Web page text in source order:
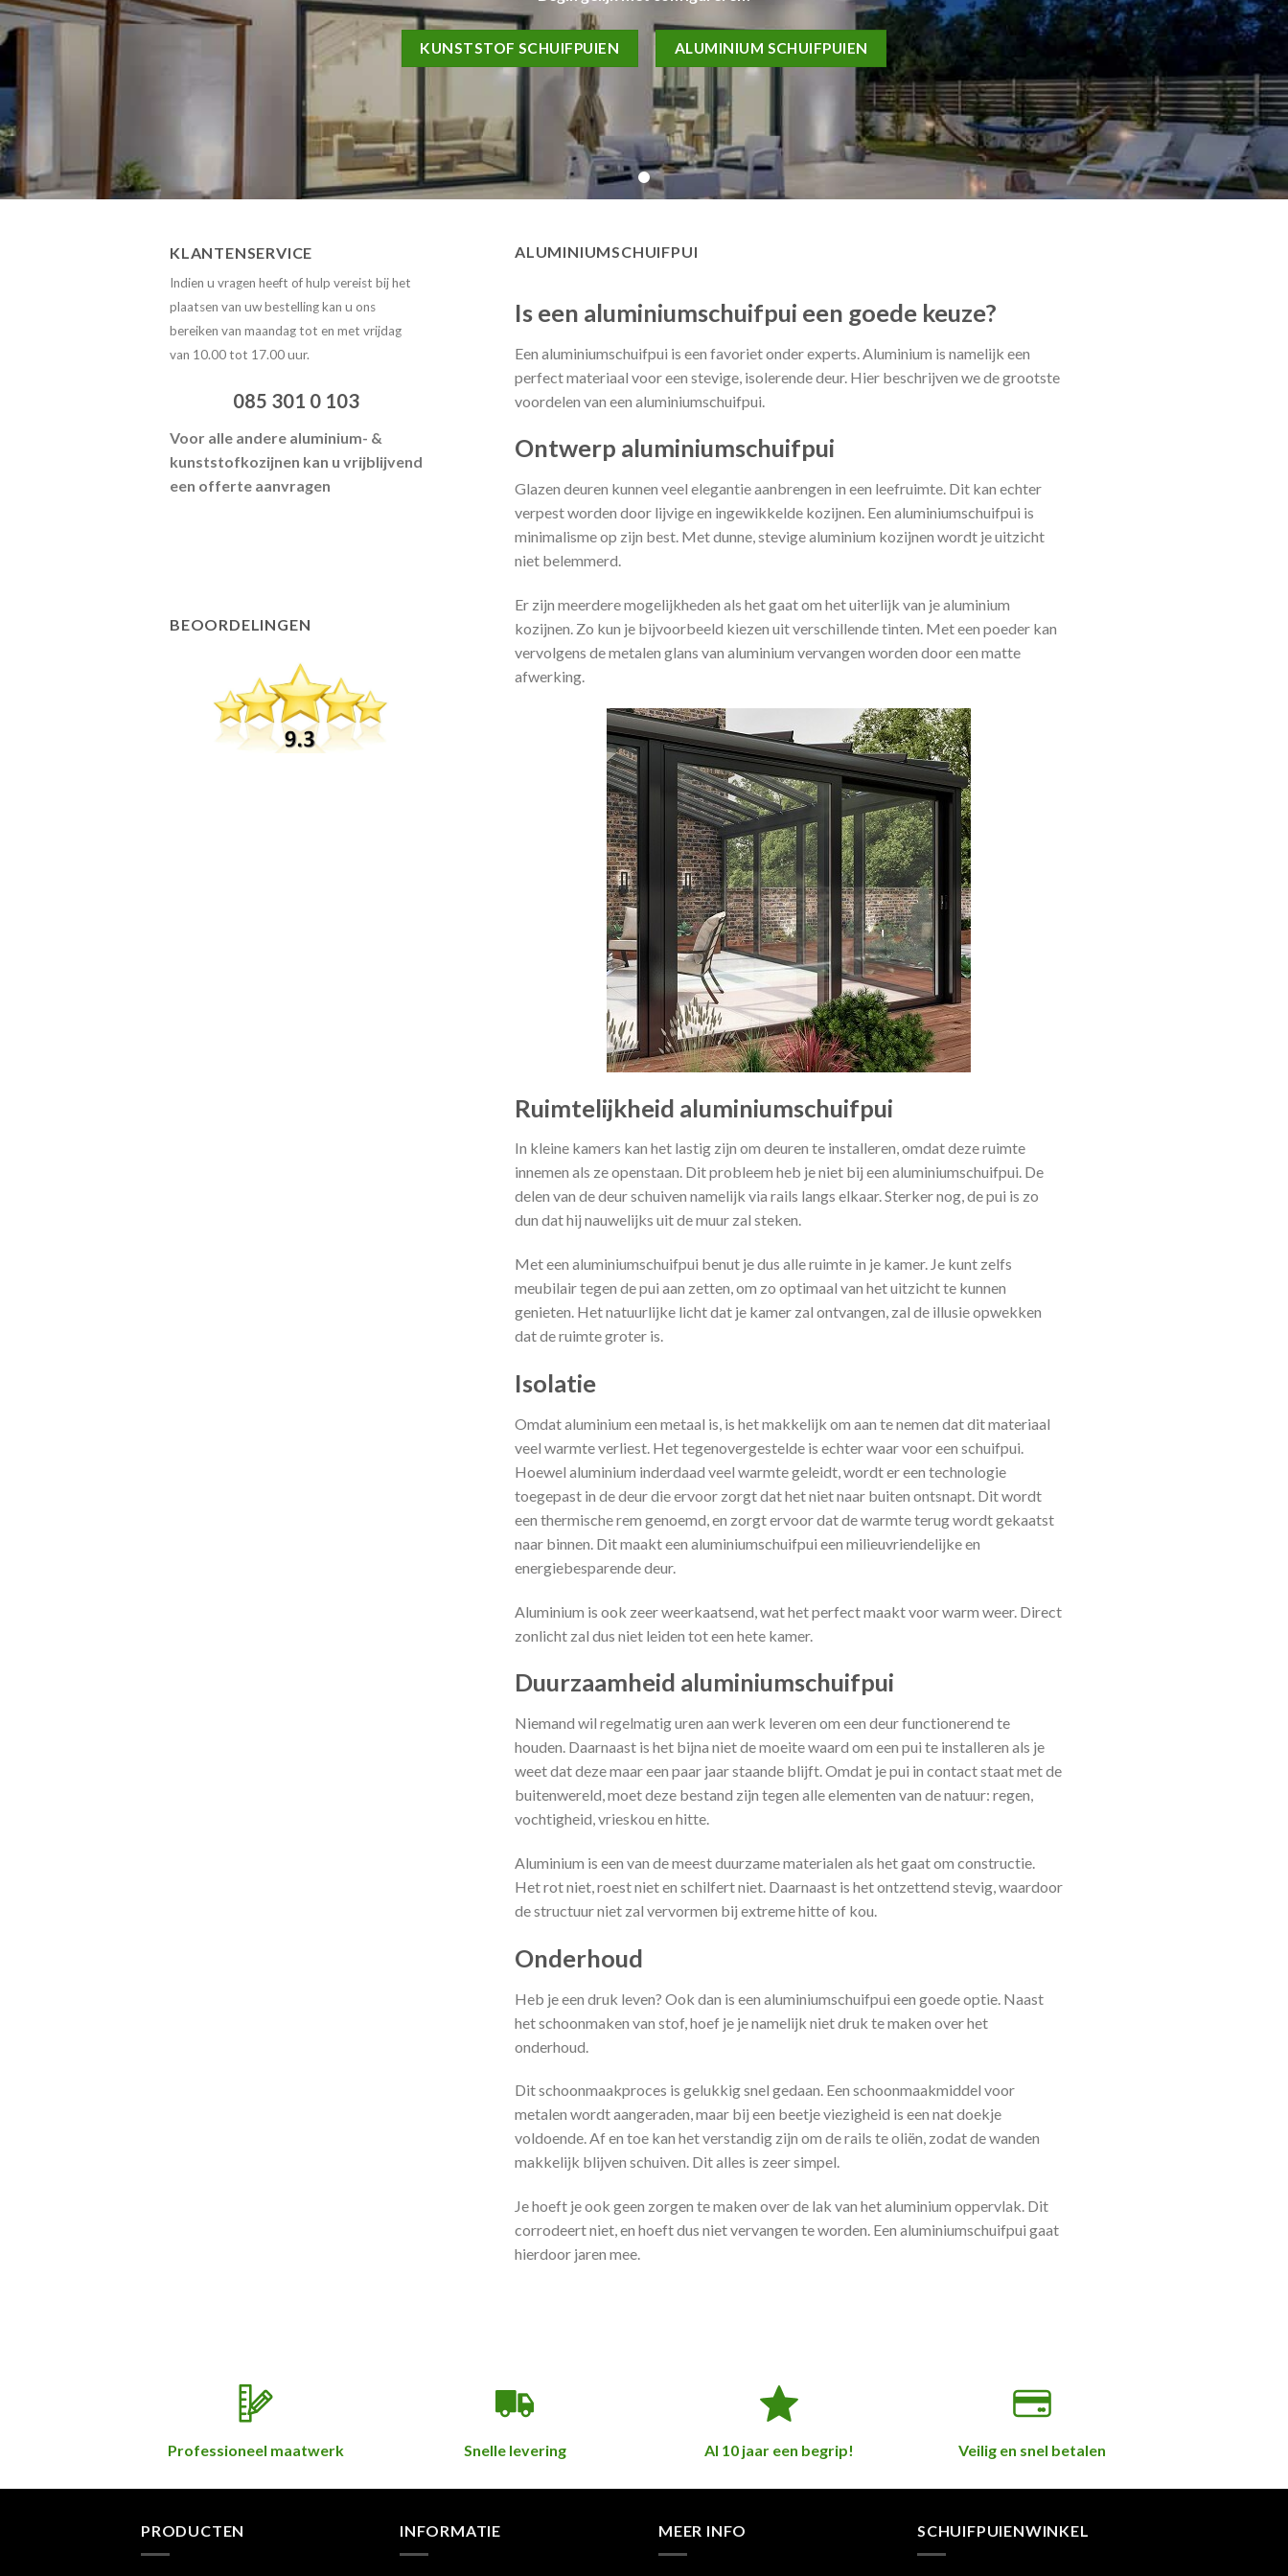
KUNSTSTOF SCHUIFPUIEN ALUMINIUM SCHUIFPUIEN
KLANTENSERVICE
Indien u vragen heeft of hulp vereist bij het
plaatsen van uw bestelling kan u ons
bereiken van maandag tot en met vrijdag
van 10.00 tot 17.00 uur.
085 301 0 103
Voor alle andere aluminium- &
kunststofkozijnen kan u vrijblijvend
een offerte aanvragen
BEOORDELINGEN
ALUMINIUMSCHUIFPUI
Is een aluminiumschuifpui een goede keuze?
Een aluminiumschuifpui is een favoriet onder experts. Aluminium is namelijk een
perfect materiaal voor een stevige, isolerende deur. Hier beschrijven we de grootste
voordelen van een aluminiumschuifpui.
Ontwerp aluminiumschuifpui
Glazen deuren kunnen veel elegantie aanbrengen in een leefruimte. Dit kan echter
verpest worden door lijvige en ingewikkelde kozijnen. Een aluminiumschuifpui is
minimalisme op zijn best. Met dunne, stevige aluminium kozijnen wordt je uitzicht
niet belemmerd.
Er zijn meerdere mogelijkheden als het gaat om het uiterlijk van je aluminium
kozijnen. Zo kun je bijvoorbeeld kiezen uit verschillende tinten. Met een poeder kan
vervolgens de metalen glans van aluminium vervangen worden door een matte
afwerking.
Ruimtelijkheid aluminiumschuifpui
In kleine kamers kan het lastig zijn om deuren te installeren, omdat deze ruimte
innemen als ze openstaan. Dit probleem heb je niet bij een aluminiumschuifpui. De
delen van de deur schuiven namelijk via rails langs elkaar. Sterker nog, de pui is zo
dun dat hij nauwelijks uit de muur zal steken.
Met een aluminiumschuifpui benut je dus alle ruimte in je kamer. Je kunt zelfs
meubilair tegen de pui aan zetten, om zo optimaal van het uitzicht te kunnen
genieten. Het natuurlijke licht dat je kamer zal ontvangen, zal de illusie opwekken
dat de ruimte groter is.
Isolatie
Omdat aluminium een metaal is, is het makkelijk om aan te nemen dat dit materiaal
veel warmte verliest. Het tegenovergestelde is echter waar voor een schuifpui.
Hoewel aluminium inderdaad veel warmte geleidt, wordt er een technologie
toegepast in de deur die ervoor zorgt dat het niet naar buiten ontsnapt. Dit wordt
een thermische rem genoemd, en zorgt ervoor dat de warmte terug wordt gekaatst
naar binnen. Dit maakt een aluminiumschuifpui een milieuvriendelijke en
energiebesparende deur.
Aluminium is ook zeer weerkaatsend, wat het perfect maakt voor warm weer. Direct
zonlicht zal dus niet leiden tot een hete kamer.
Duurzaamheid aluminiumschuifpui
Niemand wil regelmatig uren aan werk leveren om een deur functionerend te
houden. Daarnaast is het bijna niet de moeite waard om een pui te installeren als je
weet dat deze maar een paar jaar staande blijft. Omdat je pui in contact staat met de
buitenwereld, moet deze bestand zijn tegen alle elementen van de natuur: regen,
vochtigheid, vrieskou en hitte.
Aluminium is een van de meest duurzame materialen als het gaat om constructie.
Het rot niet, roest niet en schilfert niet. Daarnaast is het ontzettend stevig, waardoor
de structuur niet zal vervormen bij extreme hitte of kou.
Onderhoud
Heb je een druk leven? Ook dan is een aluminiumschuifpui een goede optie. Naast
het schoonmaken van stof, hoef je je namelijk niet druk te maken over het
onderhoud.
Dit schoonmaakproces is gelukkig snel gedaan. Een schoonmaakmiddel voor
metalen wordt aangeraden, maar bij een beetje viezigheid is een nat doekje
voldoende. Af en toe kan het verstandig zijn om de rails te oliën, zodat de wanden
makkelijk blijven schuiven. Dit alles is zeer simpel.
Je hoeft je ook geen zorgen te maken over de lak van het aluminium oppervlak. Dit
corrodeert niet, en hoeft dus niet vervangen te worden. Een aluminiumschuifpui gaat
hierdoor jaren mee.
Professioneel maatwerk Snelle levering Al 10 jaar een begrip! Veilig en snel betalen
PRODUCTEN INFORMATIE MEER INFO SCHUIFPUIENWINKEL